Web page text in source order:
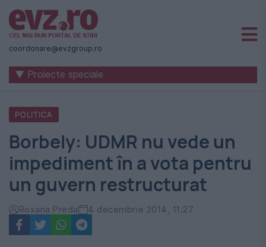
Știri
naționale
internaționale
România
-
Evenimentul
Zilei
coordonare@evzgroup.ro
▼ Proiecte speciale
POLITICA
Borbely: UDMR nu vede un
impediment în a vota pentru
un guvern restructurat
Roxana Preda 4 decembrie 2014, 11:27